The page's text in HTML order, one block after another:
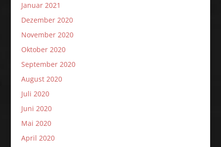
Januar 2021
Dezember 2020
November 2020
Oktober 2020
September 2020
August 2020
Juli 2020
Juni 2020
Mai 2020
April 2020